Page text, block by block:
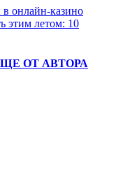
онлайн-казино
этим летом: 10
ОТ АВТОРА